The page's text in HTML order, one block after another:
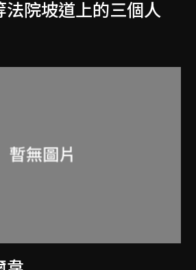
法院坡道上的三個人